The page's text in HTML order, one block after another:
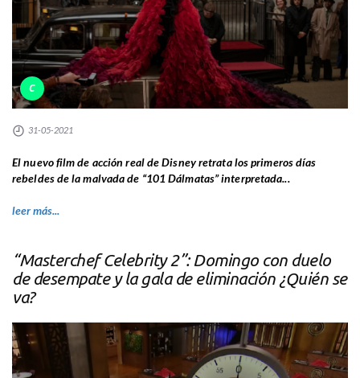
C
31-05-2021
El nuevo film de acción real de Disney retrata los primeros días
rebeldes de la malvada de “101 Dálmatas” interpretada...
leer más...
“Masterchef Celebrity 2”: Domingo con duelo
de desempate y la gala de eliminación ¿Quién se
va?